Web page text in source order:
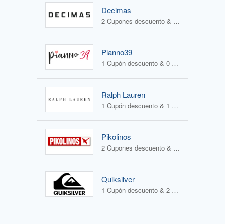
Decimas
2 Cupones descuento & 2 Ofertas
Pianno39
1 Cupón descuento & 0 Ofertas
Ralph Lauren
1 Cupón descuento & 1 Oferta
Pikolinos
2 Cupones descuento & 2 Ofertas
Quiksilver
1 Cupón descuento & 2 Ofertas